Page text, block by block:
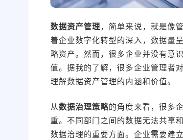
数据资产管理，简单来说，就是像
着企业数字化转型的深入，数据量
略资产。然而，很多企业并没有意
值。据我的了解，很多企业管理者
理解数据资产管理的内涵和价值。
从数据治理策略的角度来看，很多
重。不同部门之间的数据无法共享
数据治理的重要方面。企业需要建